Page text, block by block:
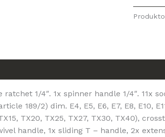
1/4″. 1x spinner handle 1/4″. 11x
189/2) dim. E4, E5, E6, E7, E8, E10,
TX20, TX25, TX27, TX30, TX40),
handle, 1x sliding T – handle, 2x